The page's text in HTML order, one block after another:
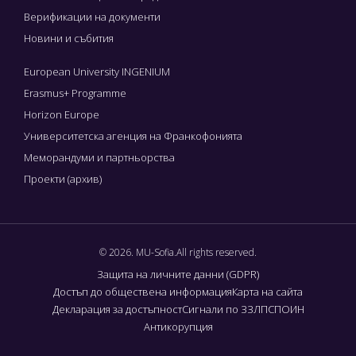
Верификации на документи
Новини и събития
European University INGENIUM
Erasmus+ Programme
Horizon Europe
Университетска агенция на Франкофонията
Меморандуми и партньорства
Проекти (архив)
© 2026. MU-Sofia.All rights reserved.
Защита на личните данни (GDPR)
Достъп до обществена информацияКарта на сайта
Декларация за достъпностСигнали по ЗЗЛПСПОИН
Антикорупция